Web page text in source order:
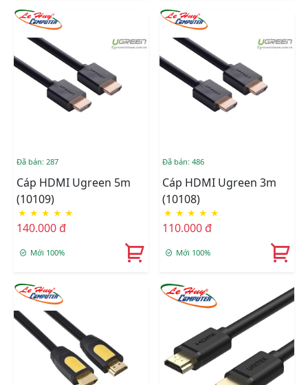
Đã bán: 287
Cáp HDMI Ugreen 5m
(10109)
★ ★ ★ ★ ★
140.000 đ
Mới 100%
Đã bán: 486
Cáp HDMI Ugreen 3m
(10108)
★ ★ ★ ★ ★
110.000 đ
Mới 100%